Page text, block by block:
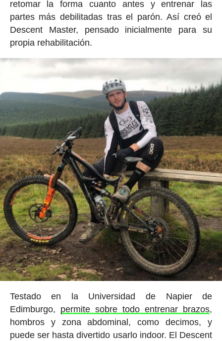
retomar la forma cuanto antes y entrenar las
partes más debilitadas tras el parón. Así creó el
Descent Master, pensado inicialmente para su
propia rehabilitación.
Testado en la Universidad de Napier de
Edimburgo, permite sobre todo entrenar brazos,
hombros y zona abdominal, como decimos, y
puede ser hasta divertido usarlo indoor. El Descent